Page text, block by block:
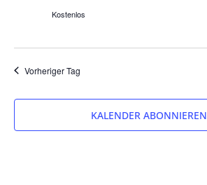
Kostenlos
Vorheriger Tag
KALENDER ABONNIEREN